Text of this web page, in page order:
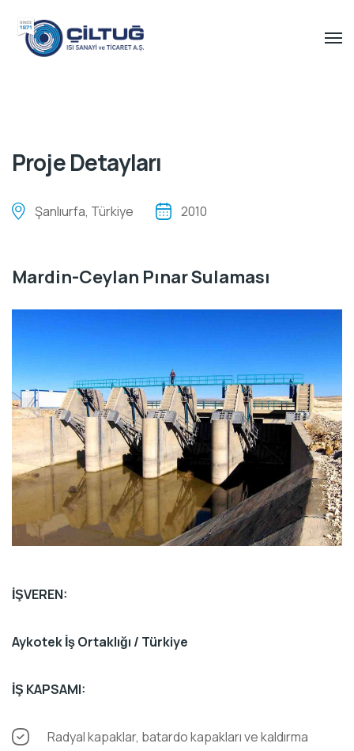
Proje Detayları
Şanlıurfa, Türkiye 2010
Mardin-Ceylan Pınar Sulaması
İŞVEREN:
Aykotek İş Ortaklığı / Türkiye
İŞ KAPSAMI:
Radyal kapaklar, batardo kapakları ve kaldırma